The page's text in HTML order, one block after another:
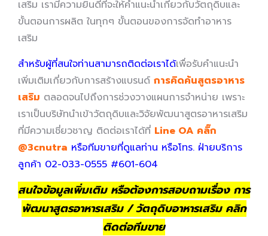
เสริม เรามีความยินดีที่จะให้คำแนะนำเกี่ยวกับวัตถุดิบและ
ขั้นตอนการผลิต ในทุกๆ ขั้นตอนของการจัดทำอาหาร
เสริม
สำหรับผู้ที่สนใจท่านสามารถติดต่อเราได้เพื่อรับคำแนะนำ
เพิ่มเติมเกี่ยวกับการสร้างแบรนด์ การคิดค้นสูตรอาหาร
เสริม ตลอดจนไปถึงการช่วงวางแผนการจำหน่าย เพราะ
เราเป็นบริษัทนำเข้าวัตถุดิบและวิจัยพัฒนาสูตรอาหารเสริม
ที่มีความเชี่ยวชาญ ติดต่อเราได้ที่ Line OA คลิ๊ก
@3cnutra หรือทีมขายที่ดูแลท่าน หรือโทร. ฝ่ายบริการ
ลูกค้า 02-033-0555 #601-604
สนใจข้อมูลเพิ่มเติม หรือต้องการสอบถามเรื่อง การ
พัฒนาสูตรอาหารเสริม / วัตถุดิบอาหารเสริม คลิก
ติดต่อทีมขาย